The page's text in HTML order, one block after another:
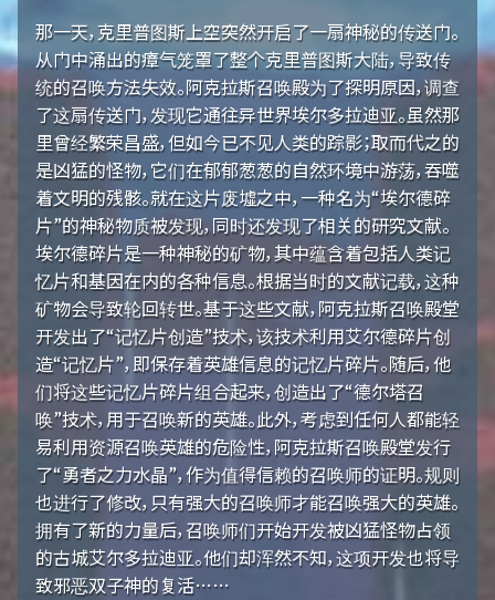
那一天，克里普图斯上空突然开启了一扇神秘的传送门。
从门中涌出的瘴气笼罩了整个克里普图斯大陆，导致传
统的召唤方法失效。阿克拉斯召唤殿为了探明原因，调查
了这扇传送门，发现它通往异世界埃尔多拉迪亚。虽然那
里曾经繁荣昌盛，但如今已不见人类的踪影；取而代之的
是凶猛的怪物，它们在郁郁葱葱的自然环境中游荡，吞噬
着文明的残骸。就在这片废墟之中，一种名为“埃尔德碎
片”的神秘物质被发现，同时还发现了相关的研究文献。
埃尔德碎片是一种神秘的矿物，其中蕴含着包括人类记
忆片和基因在内的各种信息。根据当时的文献记载，这种
矿物会导致轮回转世。基于这些文献，阿克拉斯召唤殿堂
开发出了“记忆片创造”技术，该技术利用艾尔德碎片创
造“记忆片”，即保存着英雄信息的记忆片碎片。随后，他
们将这些记忆片碎片组合起来，创造出了“德尔塔召
唤”技术，用于召唤新的英雄。此外，考虑到任何人都能轻
易利用资源召唤英雄的危险性，阿克拉斯召唤殿堂发行
了“勇者之力水晶”，作为值得信赖的召唤师的证明。规则
也进行了修改，只有强大的召唤师才能召唤强大的英雄。
拥有了新的力量后，召唤师们开始开发被凶猛怪物占领
的古城艾尔多拉迪亚。他们却浑然不知，这项开发也将导
致邪恶双子神的复活……